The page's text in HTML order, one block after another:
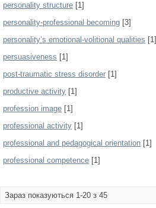
personality structure [1]
personality-professional becoming [3]
personality’s emotional-volitional qualities [1]
persuasiveness [1]
post-traumatic stress disorder [1]
productive activity [1]
profession image [1]
professional activity [1]
professional and pedagogical orientation [1]
professional competence [1]
Зараз показуються 1-20 з 45